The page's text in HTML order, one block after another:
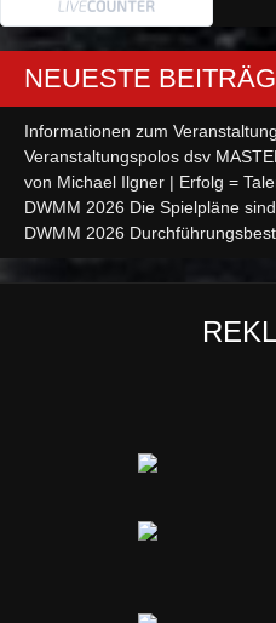
NEUESTE
Informationen zum
Veranstaltungspolos dsv
von Michael Ilgner | Erfolg =
DWMM 2026 Die Spielpläne
DWMM 2026